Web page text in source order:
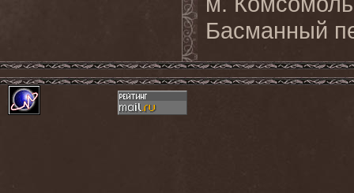
Басманный